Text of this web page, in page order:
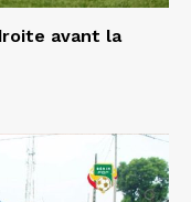
avant la